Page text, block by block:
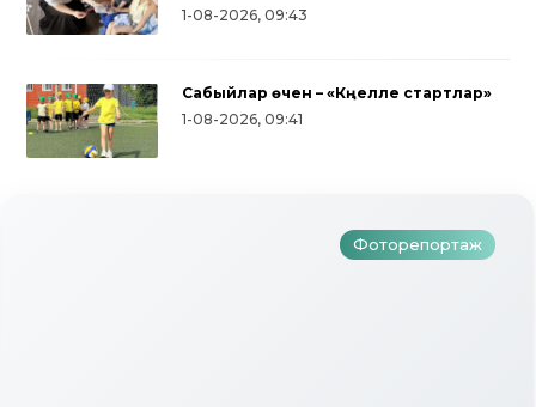
1-08-2026, 09:43
Сабыйлар өчен – «Күңелле стартлар»
1-08-2026, 09:41
Фоторепортаж
Түбән Кама районында тугызынчы
тапкыр «Авылым хуҗабикәсе»
бәйгесе узды